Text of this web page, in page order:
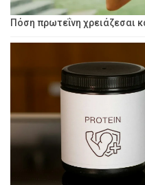
Πόση πρωτεΐνη χρειάζεσαι